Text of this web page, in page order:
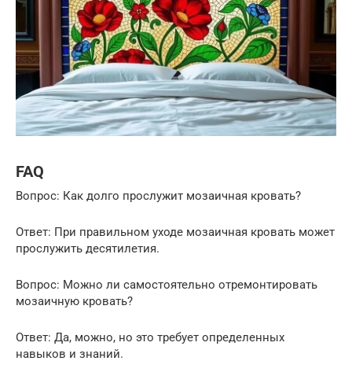
FAQ
Вопрос: Как долго прослужит мозаичная кровать?
Ответ: При правильном уходе мозаичная кровать может
прослужить десятилетия.
Вопрос: Можно ли самостоятельно отремонтировать
мозаичную кровать?
Ответ: Да, можно, но это требует определенных
навыков и знаний.